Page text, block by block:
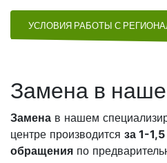
УСЛОВИЯ РАБОТЫ С
Замена в
Замена в нашем
центре производится за 1-
обращения по